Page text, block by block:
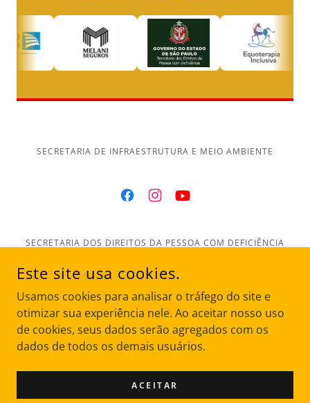
SECRETARIA DE INFRAESTRUTURA E MEIO AMBIENTE
SECRETARIA DOS DIREITOS DA PESSOA COM DEFICIÊNCIA
Página inicial
Sobre
Parceiros
Nossa Equipe
Transparência
Este site usa cookies.
Usamos cookies para analisar o tráfego do site e
otimizar sua experiência nele. Ao aceitar nosso uso
de cookies, seus dados serão agregados com os
dados de todos os demais usuários.
ACEITAR